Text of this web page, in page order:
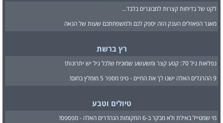
לקט של בדיחות קצרות למבוגרים בלבד...
מאגר הפאזלים הענק הזה יספק לכם ולמשפחתכם שעות של הנאה
רץ ברשת
נפלאות גיל 70: קטע קצר ומשעשע שמוכיח שלכל גיל יש יתרונות!
9 ההרגלים האלה ישנו לך את החיים - טיפ מספר 5 מומלץ בחום!
טיולים וטבע
מי שמטייל באילת ולא מבקר ב-6 המקומות הנהדרים האלה - מפספס!